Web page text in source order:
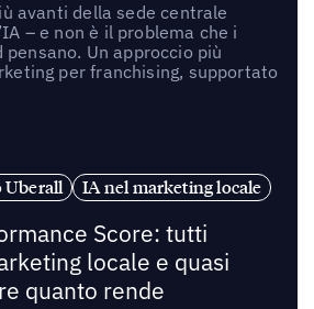
avanti della sede centrale
– e non è il problema che i
Un approccio più
per franchising, supportato
Uberall
IA nel marketing locale
Score: tutti
locale e quasi
quanto rende